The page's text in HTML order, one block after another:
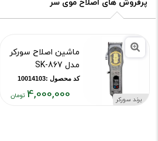
پرفروش های اصلاح موی سر
برند سورکر
ماشین اصلاح سورکر
مدل SK-867
کد محصول :10014103
4,000,000